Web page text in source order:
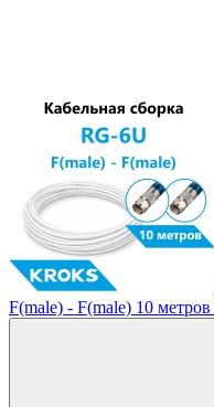
F(male) - F(male) 10 метров